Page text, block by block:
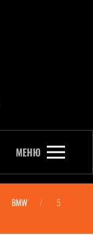
МЕНЮ
BMW
5